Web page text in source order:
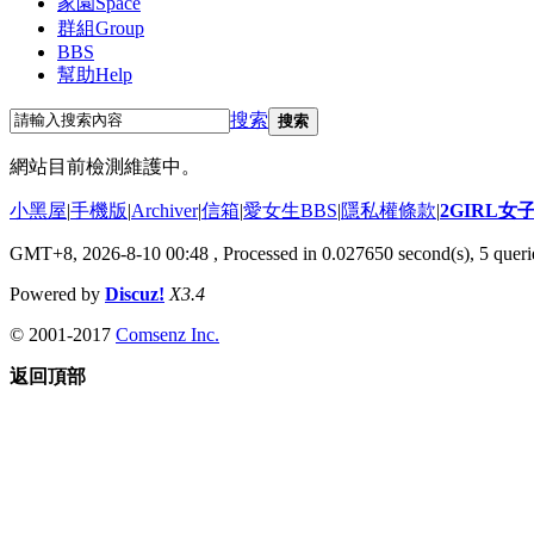
群組Group
BBS
幫助Help
搜索 搜索
網站目前檢測維護中。
小黑屋|手機版|Archiver|信箱|愛女生BBS|隱私權條款|2GIRL女
GMT+8, 2026-8-10 00:48 , Processed in 0.027650 second(s), 5
Powered by Discuz! X3.4
© 2001-2017 Comsenz Inc.
返回頂部